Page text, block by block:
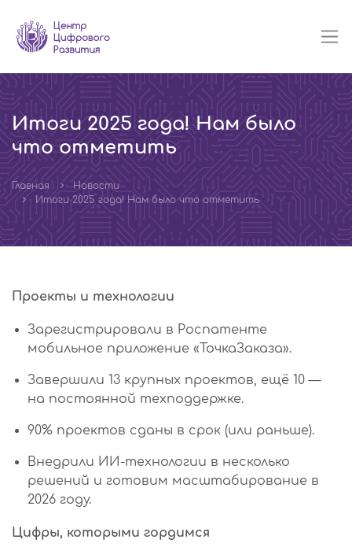
Итоги 2025 года! Нам было
что отметить
Главная
Новости
Итоги 2025 года! Нам было что отметить
Проекты и технологии
Зарегистрировали в Роспатенте
мобильное приложение «ТочкаЗаказа».
Завершили 13 крупных проектов, ещё 10 —
на постоянной техподдержке.
90% проектов сданы в срок (или раньше).
Внедрили ИИ-технологии в несколько
решений и готовим масштабирование в
2026 году.
Цифры, которыми гордимся